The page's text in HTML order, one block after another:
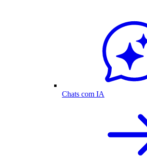
Chats com IA